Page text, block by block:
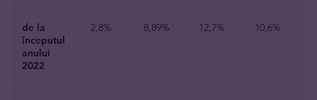
de la
începutul
anului
2022
2,8% 8,89% 12,7% 10,6%